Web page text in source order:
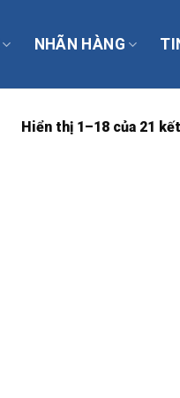
NHÃN HÀNG
Hiển thị 1–18 của 21